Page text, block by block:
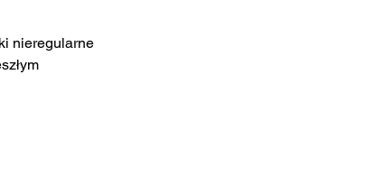
nieregularne